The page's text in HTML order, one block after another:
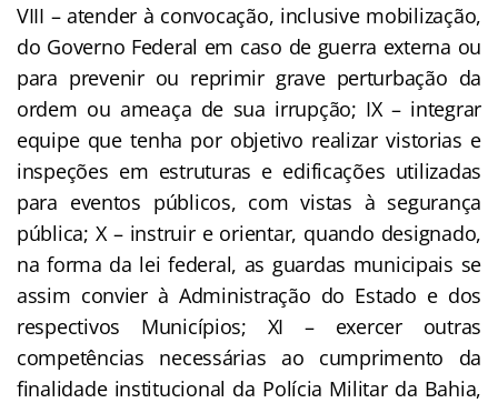
VIII – atender à convocação, inclusive mobilização,
do Governo Federal em caso de guerra externa ou
para prevenir ou reprimir grave perturbação da
ordem ou ameaça de sua irrupção; IX – integrar
equipe que tenha por objetivo realizar vistorias e
inspeções em estruturas e edificações utilizadas
para eventos públicos, com vistas à segurança
pública; X – instruir e orientar, quando designado,
na forma da lei federal, as guardas municipais se
assim convier à Administração do Estado e dos
respectivos Municípios; XI – exercer outras
competências necessárias ao cumprimento da
finalidade institucional da Polícia Militar da Bahia,